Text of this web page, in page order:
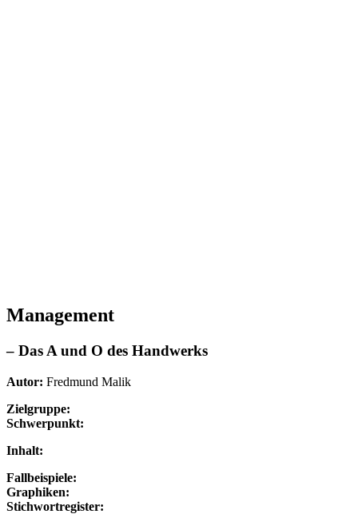
Management
– Das A und O des Handwerks
Autor: Fredmund Malik
Zielgruppe:
Schwerpunkt:
Inhalt:
Fallbeispiele:
Graphiken:
Stichwortregister: